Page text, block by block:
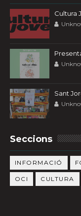
Cultura
Sant
Seccions
INFORMACIÓ
OCI CULTURA